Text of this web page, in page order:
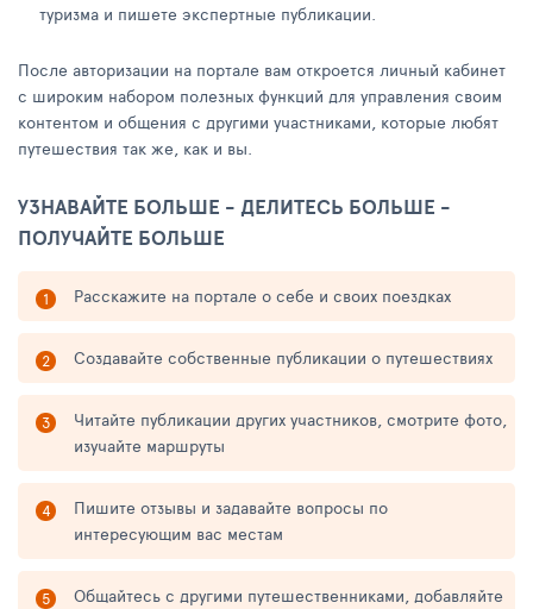
туризма и пишете экспертные публикации.
После авторизации на портале вам откроется личный кабинет
с широким набором полезных функций для управления своим
контентом и общения с другими участниками, которые любят
путешествия так же, как и вы.
УЗНАВАЙТЕ БОЛЬШЕ - ДЕЛИТЕСЬ БОЛЬШЕ -
ПОЛУЧАЙТЕ БОЛЬШЕ
Расскажите на портале о себе и своих поездках
Создавайте собственные публикации о путешествиях
Читайте публикации других участников, смотрите фото,
изучайте маршруты
Пишите отзывы и задавайте вопросы по
интересующим вас местам
Общайтесь с другими путешественниками, добавляйте